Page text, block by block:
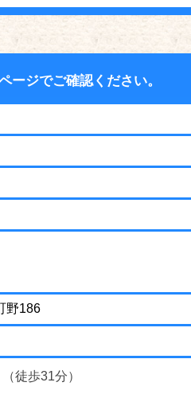
ジでご確認ください。
野186
徒歩31分）